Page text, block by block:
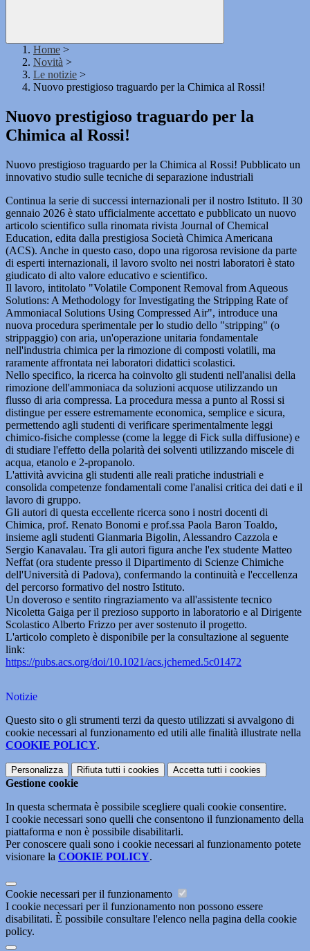
Home >
Novità >
Le notizie >
Nuovo prestigioso traguardo per la Chimica al Rossi!
Nuovo prestigioso traguardo per la
Chimica al Rossi!
Nuovo prestigioso traguardo per la Chimica al Rossi! Pubblicato un
innovativo studio sulle tecniche di separazione industriali
Continua la serie di successi internazionali per il nostro Istituto. Il 30
gennaio 2026 è stato ufficialmente accettato e pubblicato un nuovo
articolo scientifico sulla rinomata rivista Journal of Chemical
Education, edita dalla prestigiosa Società Chimica Americana
(ACS). Anche in questo caso, dopo una rigorosa revisione da parte
di esperti internazionali, il lavoro svolto nei nostri laboratori è stato
giudicato di alto valore educativo e scientifico.
Il lavoro, intitolato "Volatile Component Removal from Aqueous
Solutions: A Methodology for Investigating the Stripping Rate of
Ammoniacal Solutions Using Compressed Air", introduce una
nuova procedura sperimentale per lo studio dello "stripping" (o
strippaggio) con aria, un'operazione unitaria fondamentale
nell'industria chimica per la rimozione di composti volatili, ma
raramente affrontata nei laboratori didattici scolastici.
Nello specifico, la ricerca ha coinvolto gli studenti nell'analisi della
rimozione dell'ammoniaca da soluzioni acquose utilizzando un
flusso di aria compressa. La procedura messa a punto al Rossi si
distingue per essere estremamente economica, semplice e sicura,
permettendo agli studenti di verificare sperimentalmente leggi
chimico-fisiche complesse (come la legge di Fick sulla diffusione) e
di studiare l'effetto della polarità dei solventi utilizzando miscele di
acqua, etanolo e 2-propanolo.
L'attività avvicina gli studenti alle reali pratiche industriali e
consolida competenze fondamentali come l'analisi critica dei dati e il
lavoro di gruppo.
Gli autori di questa eccellente ricerca sono i nostri docenti di
Chimica, prof. Renato Bonomi e prof.ssa Paola Baron Toaldo,
insieme agli studenti Gianmaria Bigolin, Alessandro Cazzola e
Sergio Kanavalau. Tra gli autori figura anche l'ex studente Matteo
Neffat (ora studente presso il Dipartimento di Scienze Chimiche
dell'Università di Padova), confermando la continuità e l'eccellenza
del percorso formativo del nostro Istituto.
Un doveroso e sentito ringraziamento va all'assistente tecnico
Nicoletta Gaiga per il prezioso supporto in laboratorio e al Dirigente
Scolastico Alberto Frizzo per aver sostenuto il progetto.
L'articolo completo è disponibile per la consultazione al seguente
link:
https://pubs.acs.org/doi/10.1021/acs.jchemed.5c01472
Notizie
Questo sito o gli strumenti terzi da questo utilizzati si avvalgono di
cookie necessari al funzionamento ed utili alle finalità illustrate nella
COOKIE POLICY.
Personalizza Rifiuta tutti i cookies Accetta tutti i cookies
Gestione cookie
In questa schermata è possibile scegliere quali cookie consentire.
I cookie necessari sono quelli che consentono il funzionamento della
piattaforma e non è possibile disabilitarli.
Per conoscere quali sono i cookie necessari al funzionamento potete
visionare la COOKIE POLICY.
Cookie necessari per il funzionamento
I cookie necessari per il funzionamento non possono essere
disabilitati. È possibile consultare l'elenco nella pagina della cookie
policy.